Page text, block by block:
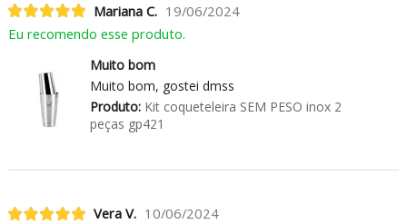
Mariana C. 19/06/2024
Eu recomendo esse produto.
Muito bom
Muito bom, gostei dmss
Produto:Kit coqueteleira SEM PESO inox 2
peças gp421
Vera V. 10/06/2024